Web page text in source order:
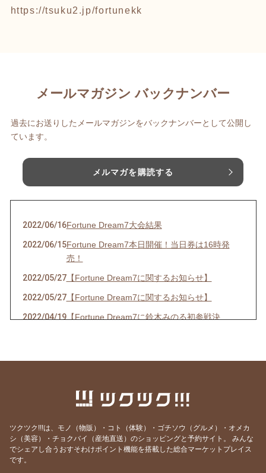
https://tsuku2.jp/fortunekk
メールマガジン バックナンバー
過去にお送りしたメールマガジンをバックナンバーとして公開し
ています。
メルマガを購読する
2022/06/16Fortune Dream7大会結果
2022/06/15Fortune Dream7本日開催！当日券は16時発
売！
2022/05/27【Fortune Dream7に関するお知らせ】
2022/05/27【Fortune Dream7に関するお知らせ】
2022/04/19【Fortune Dream7に鈴木みのる初参戦決
【出演情報】
【イベント開催のお知らせ】
2021/06/23【お知らせ】
2021/06/13【出演,掲載情報】
ツクツク!!!は、モノ（物販）・コト（体験）・ゴチソウ（グルメ）・オメカ
シ（美容）・チョクバイ（産地直送）のショッピングと予約サイト。
みんな
でシェアし合うおすそわけポイント機能を搭載した総合マーケットプレイス
です。